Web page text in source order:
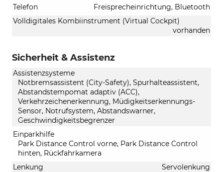
Telefon
Freisprecheinrichtung, Bluetooth
Volldigitales Kombiinstrument (Virtual Cockpit)
vorhanden
Sicherheit & Assistenz
Assistenzsysteme
Notbremsassistent (City-Safety), Spurhalteassistent,
Abstandstempomat adaptiv (ACC),
Verkehrzeichenerkennung, Müdigkeitserkennungs-
Sensor, Notrufsystem, Abstandswarner,
Geschwindigkeitsbegrenzer
Einparkhilfe
Park Distance Control vorne, Park Distance Control
hinten, Rückfahrkamera
Lenkung
Servolenkung